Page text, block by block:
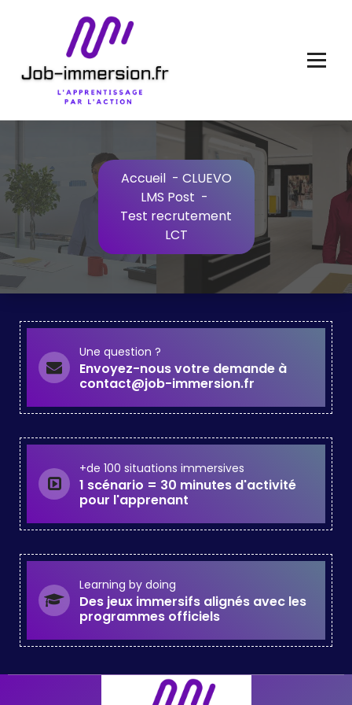
Accueil- CLUEVO
LMS Post -
Test recrutement
LCT
Une question ?
Envoyez-nous votre demande à
contact@job-immersion.fr
+de 100 situations immersives
1 scénario = 30 minutes d'activité
pour l'apprenant
Learning by doing
Des jeux immersifs alignés avec les
programmes officiels